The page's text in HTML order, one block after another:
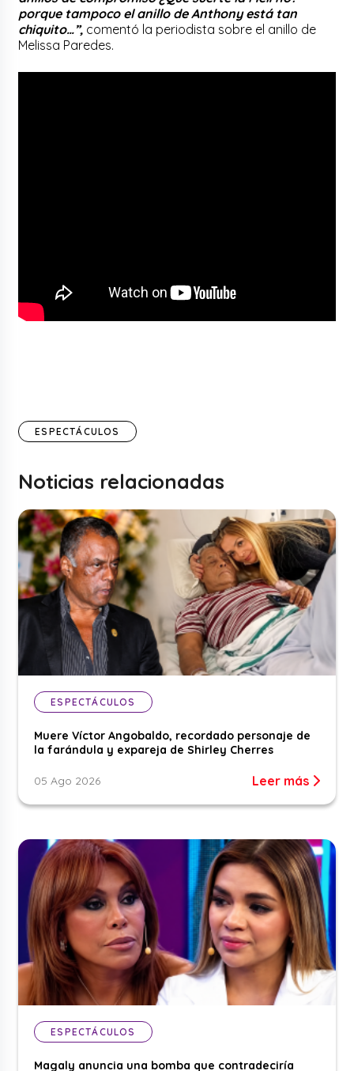
porque tampoco el anillo de Anthony está tan
chiquito…”, comentó la periodista sobre el anillo de
Melissa Paredes.
ESPECTÁCULOS
Noticias relacionadas
ESPECTÁCULOS
Muere Víctor Angobaldo, recordado personaje de
la farándula y expareja de Shirley Cherres
05 Ago 2026 Leer más
ESPECTÁCULOS
Magaly anuncia una bomba que contradeciría